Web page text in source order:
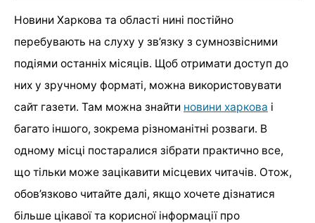
Новини Харкова та області нині постійно
перебувають на слуху у зв’язку з сумнозвісними
подіями останніх місяців. Щоб отримати доступ до
них у зручному форматі, можна використовувати
сайт газети. Там можна знайти новини харкова і
багато іншого, зокрема різноманітні розваги. В
одному місці постаралися зібрати практично все,
що тільки може зацікавити місцевих читачів. Отож,
обов’язково читайте далі, якщо хочете дізнатися
більше цікавої та корисної інформації про